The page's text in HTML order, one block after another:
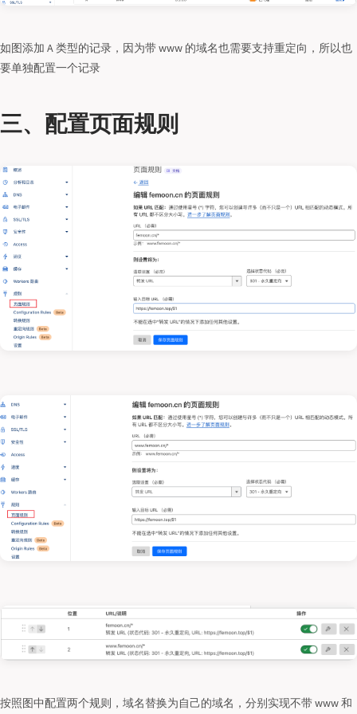
如图添加 A 类型的记录，因为带 www 的域名也需要支持重定向，所以也
要单独配置一个记录
三、配置页面规则
按照图中配置两个规则，域名替换为自己的域名，分别实现不带 www 和